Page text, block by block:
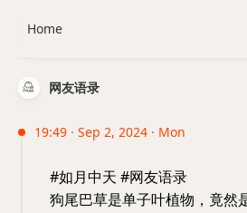
网友语录
19:49 · Sep 2, 2024 · Mon
#如月中天 #网友语录
狗尾巴草是单子叶植物，竟然
Home